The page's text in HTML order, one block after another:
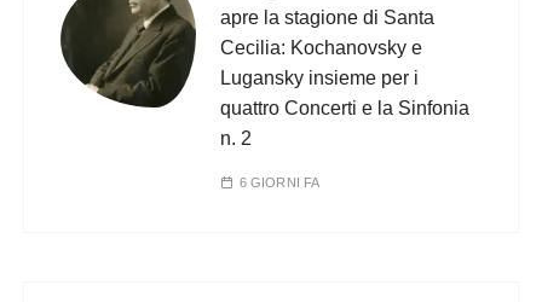
apre la stagione di Santa
Cecilia: Kochanovsky e
Lugansky insieme per i
quattro Concerti e la Sinfonia
n. 2
6 GIORNI FA